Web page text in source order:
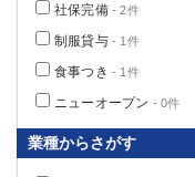
社保完備- 2件
制服貸与- 1件
食事つき - 1件
ニューオープン - 0件
業種からさがす